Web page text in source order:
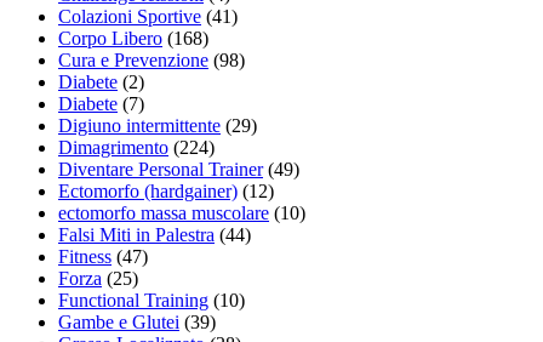
Colazioni Sportive (41)
Corpo Libero (168)
Cura e Prevenzione (98)
Diabete (2)
Diabete (7)
Digiuno intermittente (29)
Dimagrimento (224)
Diventare Personal Trainer(49)
Ectomorfo (hardgainer) (12)
ectomorfo massa muscolare (10)
Falsi Miti in Palestra (44)
Fitness (47)
Forza (25)
Functional Training (10)
Gambe e Glutei (39)